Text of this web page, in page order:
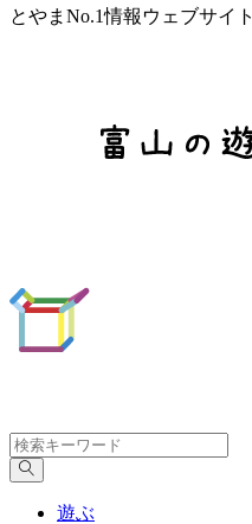
とやまNo.1情報ウェブサイト
遊ぶ